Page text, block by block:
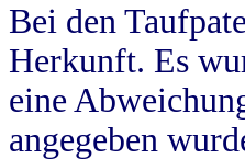
Bei den
Herkunft. Es
eine
angegeben